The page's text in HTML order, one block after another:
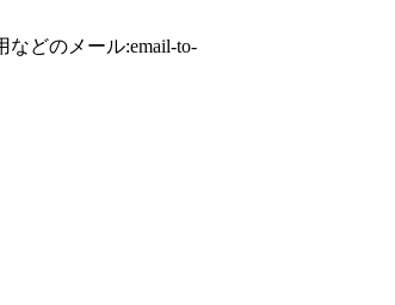
どのメール:email-to-